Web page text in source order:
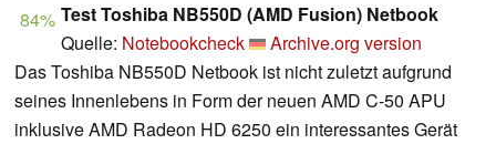
84% Test Toshiba NB550D (AMD Fusion) Netbook
Quelle: Notebookcheck
Archive.org version
Das Toshiba NB550D Netbook ist nicht zuletzt aufgrund
seines Innenlebens in Form der neuen AMD C-50 APU
inklusive AMD Radeon HD 6250 ein interessantes Gerät